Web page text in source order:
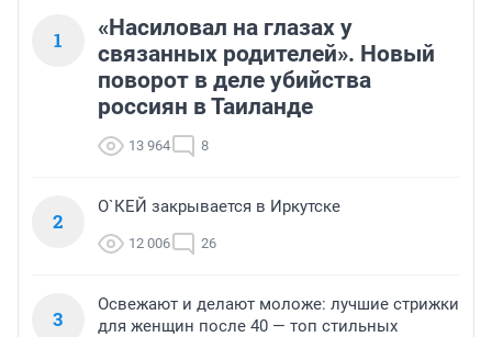
1
«Насиловал на глазах у
связанных родителей». Новый
поворот в деле убийства
россиян в Таиланде
13 964 8
2
О`КЕЙ закрывается в Иркутске
12 006 26
3
Освежают и делают моложе: лучшие стрижки
для женщин после 40 — топ стильных